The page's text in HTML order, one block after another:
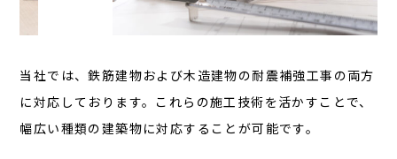
当社では、鉄筋建物および木造建物の耐震補強工事の両方
に対応しております。これらの施工技術を活かすことで、
幅広い種類の建築物に対応することが可能です。